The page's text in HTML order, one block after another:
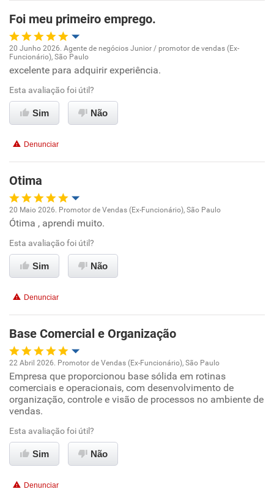
Recomenda esta empresa
Recomenda a diretoria
Foi meu primeiro emprego.
Oportunidade de promoção
Ambiente de trabalho
Conciliação com a vida familiar
Recomenda esta empresa
Recomenda a diretoria
20 Junho 2026. Agente de negócios Junior / promotor de vendas (Ex-
Funcionário), São Paulo
excelente para adquirir experiência.
Esta avaliação foi útil?
Sim Não
Denunciar
Otima
Oportunidade de promoção
Ambiente de trabalho
Benefícios
Recomenda esta empresa
Recomenda a diretoria
20 Maio 2026. Promotor de Vendas (Ex-Funcionário), São Paulo
Ótima , aprendi muito.
Esta avaliação foi útil?
Sim Não
Denunciar
Base Comercial e Organização
Oportunidade de promoção
Ambiente de trabalho
Conciliação com a vida familiar
Benefícios
22 Abril 2026. Promotor de Vendas (Ex-Funcionário), São Paulo
Empresa que proporcionou base sólida em rotinas
comerciais e operacionais, com desenvolvimento de
organização, controle e visão de processos no ambiente de
vendas.
Esta avaliação foi útil?
Sim Não
Denunciar